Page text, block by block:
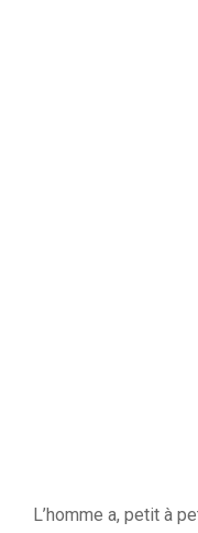
L’homme a, petit à